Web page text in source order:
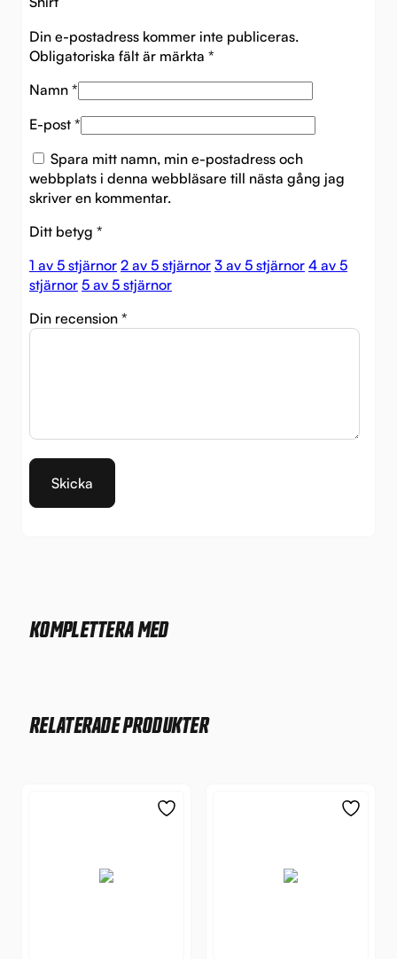
Din e-postadress kommer inte publiceras.
Obligatoriska fält är märkta *
Namn *
E-post *
Spara mitt namn, min e-postadress och
webbplats i denna webbläsare till nästa gång jag
skriver en kommentar.
Ditt betyg *
1 av 5 stjärnor 2 av 5 stjärnor 3 av 5 stjärnor 4 av 5
stjärnor 5 av 5 stjärnor
Din recension *
KOMPLETTERA MED
RELATERADE PRODUKTER